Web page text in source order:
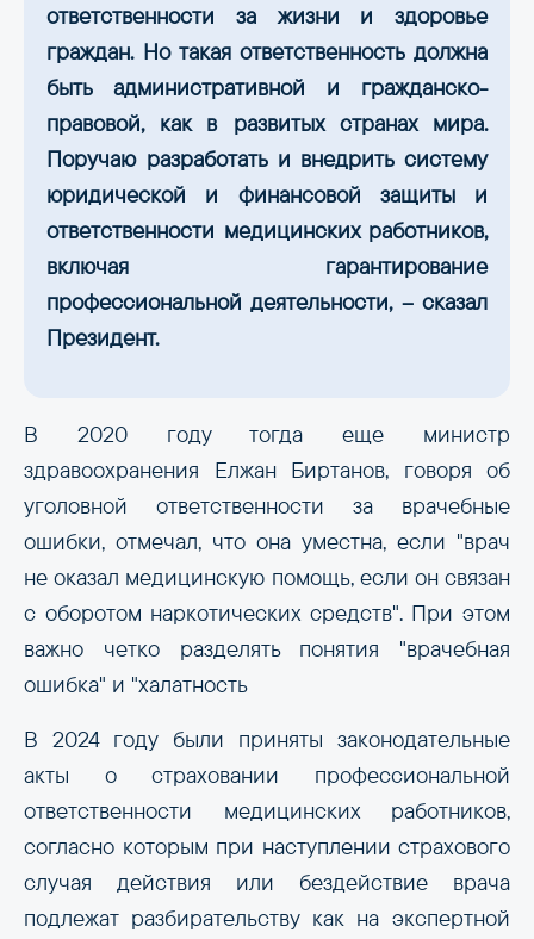
ответственности за жизни и здоровье
граждан. Но такая ответственность должна
быть административной и гражданско-
правовой, как в развитых странах мира.
Поручаю разработать и внедрить систему
юридической и финансовой защиты и
ответственности медицинских работников,
включая гарантирование
профессиональной деятельности, – сказал
Президент.
В 2020 году тогда еще министр
здравоохранения Елжан Биртанов, говоря об
уголовной ответственности за врачебные
ошибки, отмечал, что она уместна, если "врач
не оказал медицинскую помощь, если он связан
с оборотом наркотических средств". При этом
важно четко разделять понятия "врачебная
ошибка" и "халатность
В 2024 году были приняты законодательные
акты о страховании профессиональной
ответственности медицинских работников,
согласно которым при наступлении страхового
случая действия или бездействие врача
подлежат разбирательству как на экспертной